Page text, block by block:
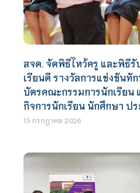
สจด. จัดพิธีไหว้ครู และพิธีรั
เรียนดี รางวัลการแข่งขันทั
บัตรคณะกรรมการนักเรียน
กิจการนักเรียน นักศึกษา ป
13 กรกฎาคม 2026